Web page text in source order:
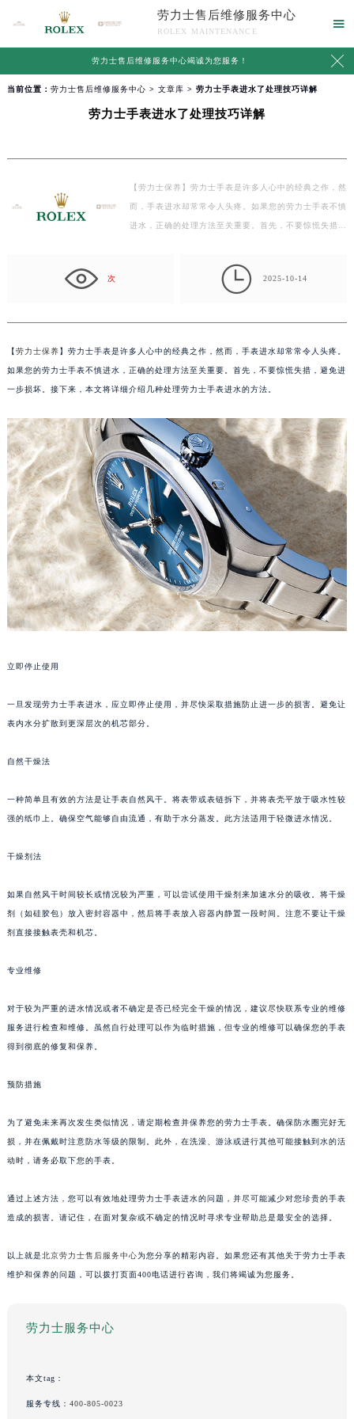
劳力士售后维修服务中心
ROLEX MAINTENANCE

劳力士售后维修服务中心竭诚为您服务！ 
当前位置： 劳力士售后维修服务中心 > 文章库 > 劳力士手表进水了处理技巧详解
劳力士手表进水了处理技巧详解
【劳力士保养】劳力士手表是许多人心中的经典之作，然
而，手表进水却常常令人头疼。如果您的劳力士手表不慎
进水，正确的处理方法至关重要。首先，不要惊慌失措，
次  2025-10-14
【劳力士保养】劳力士手表是许多人心中的经典之作，然而，手表进水却常常令人头疼。
如果您的劳力士手表不慎进水，正确的处理方法至关重要。首先，不要惊慌失措，避免进
一步损坏。接下来，本文将详细介绍几种处理劳力士手表进水的方法。
立即停止使用
一旦发现劳力士手表进水，应立即停止使用，并尽快采取措施防止进一步的损害。避免让
表内水分扩散到更深层次的机芯部分。
自然干燥法
一种简单且有效的方法是让手表自然风干。将表带或表链拆下，并将表壳平放于吸水性较
强的纸巾上。确保空气能够自由流通，有助于水分蒸发。此方法适用于轻微进水情况。
干燥剂法
如果自然风干时间较长或情况较为严重，可以尝试使用干燥剂来加速水分的吸收。将干燥
剂（如硅胶包）放入密封容器中，然后将手表放入容器内静置一段时间。注意不要让干燥
剂直接接触表壳和机芯。
专业维修
对于较为严重的进水情况或者不确定是否已经完全干燥的情况，建议尽快联系专业的维修
服务进行检查和维修。虽然自行处理可以作为临时措施，但专业的维修可以确保您的手表
得到彻底的修复和保养。
预防措施
为了避免未来再次发生类似情况，请定期检查并保养您的劳力士手表。确保防水圈完好无
损，并在佩戴时注意防水等级的限制。此外，在洗澡、游泳或进行其他可能接触到水的活
动时，请务必取下您的手表。
通过上述方法，您可以有效地处理劳力士手表进水的问题，并尽可能减少对您珍贵的手表
造成的损害。请记住，在面对复杂或不确定的情况时寻求专业帮助总是最安全的选择。
以上就是北京劳力士售后服务中心为您分享的精彩内容。如果您还有其他关于劳力士手表
维护和保养的问题，可以拨打页面400电话进行咨询，我们将竭诚为您服务。
劳力士服务中心
本文tag：
服务专线： 400-805-0023